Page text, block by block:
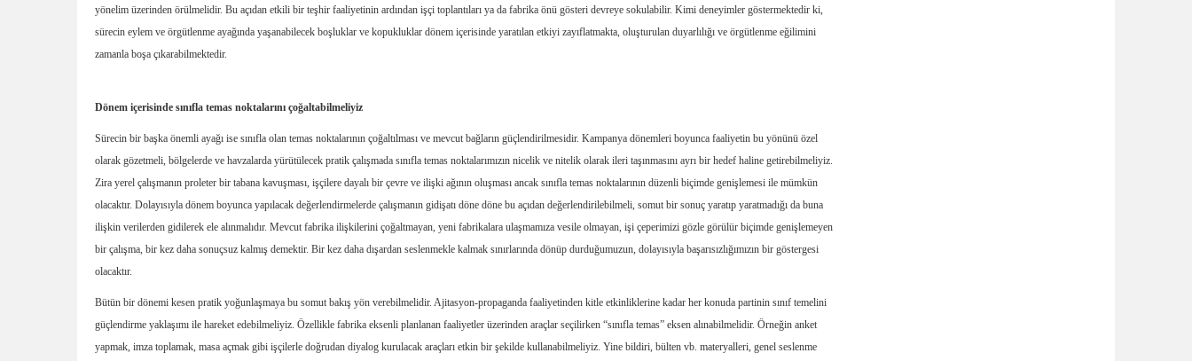
yönelim üzerinden örülmelidir. Bu açıdan etkili bir teşhir faaliyetinin ardından işçi toplantıları ya da fabrika önü gösteri devreye sokulabilir. Kimi deneyimler göstermektedir ki,
sürecin eylem ve örgütlenme ayağında yaşanabilecek boşluklar ve kopukluklar dönem içerisinde yaratılan etkiyi zayıflatmakta, oluşturulan duyarlılığı ve örgütlenme eğilimini
zamanla boşa çıkarabilmektedir.
Dönem içerisinde sınıfla temas noktalarını çoğaltabilmeliyiz
Sürecin bir başka önemli ayağı ise sınıfla olan temas noktalarının çoğaltılması ve mevcut bağların güçlendirilmesidir. Kampanya dönemleri boyunca faaliyetin bu yönünü özel
olarak gözetmeli, bölgelerde ve havzalarda yürütülecek pratik çalışmada sınıfla temas noktalarımızın nicelik ve nitelik olarak ileri taşınmasını ayrı bir hedef haline getirebilmeliyiz.
Zira yerel çalışmanın proleter bir tabana kavuşması, işçilere dayalı bir çevre ve ilişki ağının oluşması ancak sınıfla temas noktalarının düzenli biçimde genişlemesi ile mümkün
olacaktır. Dolayısıyla dönem boyunca yapılacak değerlendirmelerde çalışmanın gidişatı döne döne bu açıdan değerlendirilebilmeli, somut bir sonuç yaratıp yaratmadığı da buna
ilişkin verilerden gidilerek ele alınmalıdır. Mevcut fabrika ilişkilerini çoğaltmayan, yeni fabrikalara ulaşmamıza vesile olmayan, işi çeperimizi gözle görülür biçimde genişlemeyen
bir çalışma, bir kez daha sonuçsuz kalmış demektir. Bir kez daha dışardan seslenmekle kalmak sınırlarında dönüp durduğumuzun, dolayısıyla başarısızlığımızın bir göstergesi
olacaktır.
Bütün bir dönemi kesen pratik yoğunlaşmaya bu somut bakış yön verebilmelidir. Ajitasyon-propaganda faaliyetinden kitle etkinliklerine kadar her konuda partinin sınıf temelini
güçlendirme yaklaşımı ile hareket edebilmeliyiz. Özellikle fabrika eksenli planlanan faaliyetler üzerinden araçlar seçilirken “sınıfla temas” eksen alınabilmelidir. Örneğin anket
yapmak, imza toplamak, masa açmak gibi işçilerle doğrudan diyalog kurulacak araçları etkin bir şekilde kullanabilmeliyiz. Yine bildiri, bülten vb. materyalleri, genel seslenme